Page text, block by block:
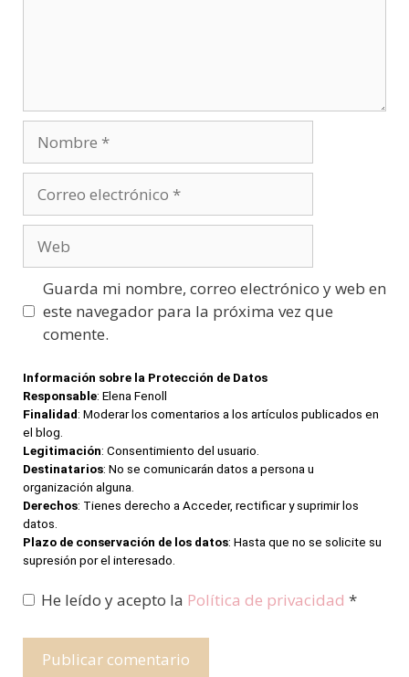
electrónico
Guarda mi nombre, correo electrónico y web en
este navegador para la próxima vez que
comente.
Información sobre la Protección de Datos
Responsable: Elena Fenoll
Finalidad: Moderar los comentarios a los artículos publicados en
el blog.
Legitimación: Consentimiento del usuario.
Destinatarios: No se comunicarán datos a persona u
organización alguna.
Derechos: Tienes derecho a Acceder, rectificar y suprimir los
datos.
Plazo de conservación de los datos: Hasta que no se solicite su
supresión por el interesado.
He leído y acepto la Política de privacidad *